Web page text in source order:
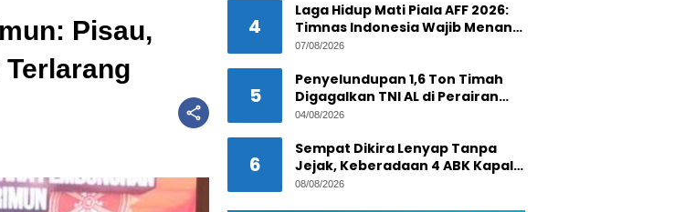
Pisau,
4
Laga Hidup Mati Piala AFF 2026:
Timnas Indonesia Wajib Menang
Lawan Singapura Demi Tiket
07/08/2026
5
Penyelundupan 1,6 Ton Timah
Digagalkan TNI AL di Perairan
Pekajang, Diduga Melibatkan
04/08/2026
6
Sempat Dikira Lenyap Tanpa
Jejak, Keberadaan 4 ABK Kapal
Ikan Asal Anambas Akhirnya
08/08/2026